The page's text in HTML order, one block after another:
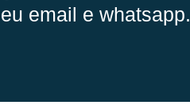
email e whatsapp.